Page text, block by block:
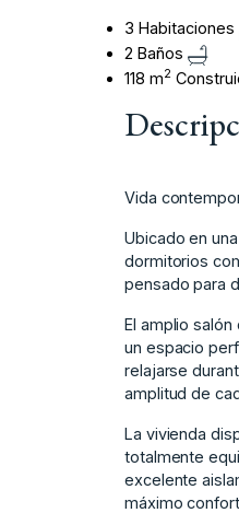
3 Habitaciones
2 Baños
118 m2
Vida
Ubicado en
dormitorios
pensado para
El amplio
un espacio
relajarse
amplitud de
La vivienda
totalmente
excelente
máximo